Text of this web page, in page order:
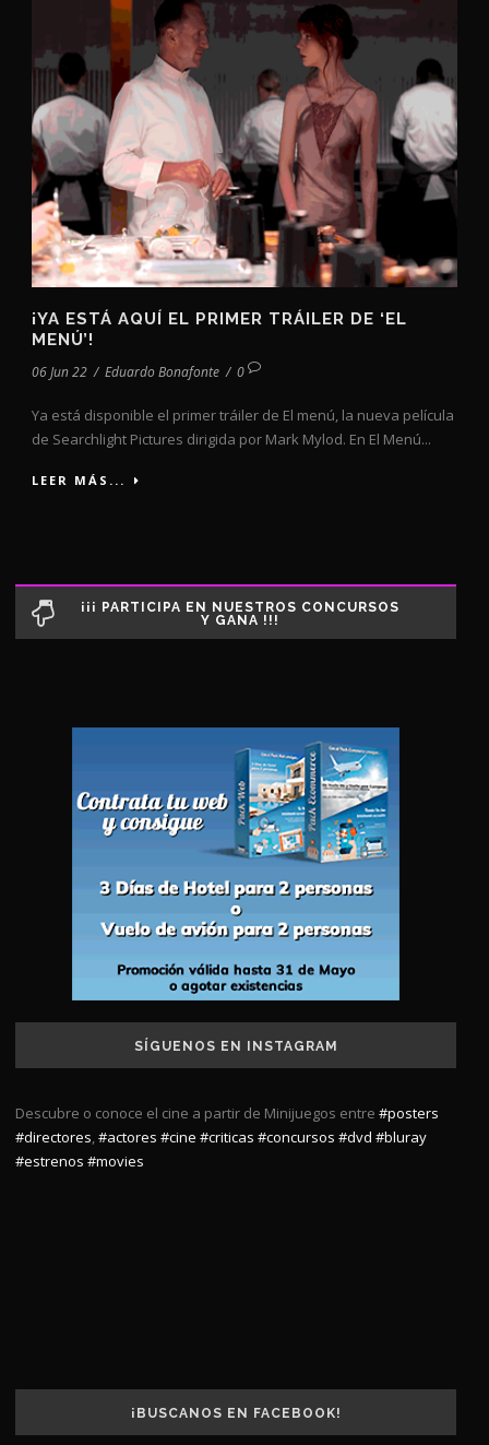
¡YA ESTÁ AQUÍ EL PRIMER TRÁILER DE ‘EL
MENÚ’!
06 Jun 22 / Eduardo Bonafonte / 0
Ya está disponible el primer tráiler de El menú, la nueva película
de Searchlight Pictures dirigida por Mark Mylod. En El Menú...
LEER MÁS...
¡¡¡ PARTICIPA EN NUESTROS CONCURSOS
Y GANA !!!
SÍGUENOS EN INSTAGRAM
Descubre o conoce el cine a partir de Minijuegos entre #posters
#directores,#actores #cine #criticas #concursos #dvd #bluray
#estrenos #movies
¡BUSCANOS EN FACEBOOK!